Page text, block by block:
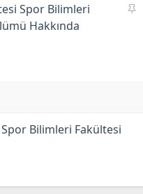
S
Spor Bilimleri
Hakkında
Bilimleri Fakültesi